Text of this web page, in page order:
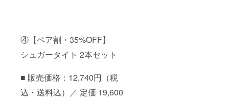
④【ペア割・35%OFF】
シュガータイト 2本セット
■ 販売価格：12,740円（税
込・送料込）／ 定価 19,600